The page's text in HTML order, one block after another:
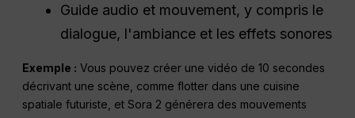
Guide audio et mouvement, y compris le
dialogue, l'ambiance et les effets sonores
Exemple : Vous pouvez créer une vidéo de 10 secondes
décrivant une scène, comme flotter dans une cuisine
spatiale futuriste, et Sora 2 générera des mouvements